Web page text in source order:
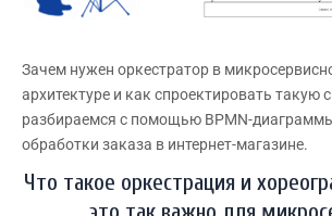
Зачем нужен оркестратор в
архитектуре и как спроектировать такую
разбираемся с помощью BPMN-
обработки заказа в интернет-магазине.
Что такое оркестрация и